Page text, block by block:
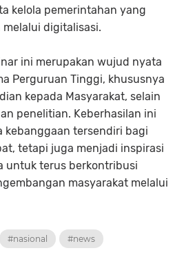
kelola pemerintahan yang
digitalisasi.
ini merupakan wujud nyata
Perguruan Tinggi, khususnya
kepada Masyarakat, selain
penelitian. Keberhasilan ini
kebanggaan tersendiri bagi
tetapi juga menjadi inspirasi
untuk terus berkontribusi
masyarakat melalui
#nasional #news